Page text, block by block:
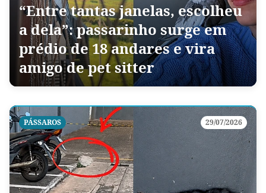
“Entre tantas janelas, escolheu
a dela”: passarinho surge em
prédio de 18 andares e vira
amigo de pet sitter
PÁSSAROS 29/07/2026